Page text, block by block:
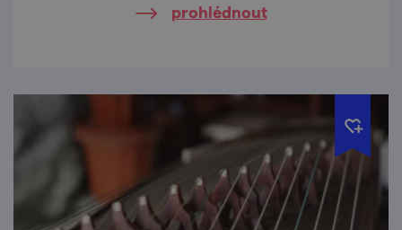
prohlédnout